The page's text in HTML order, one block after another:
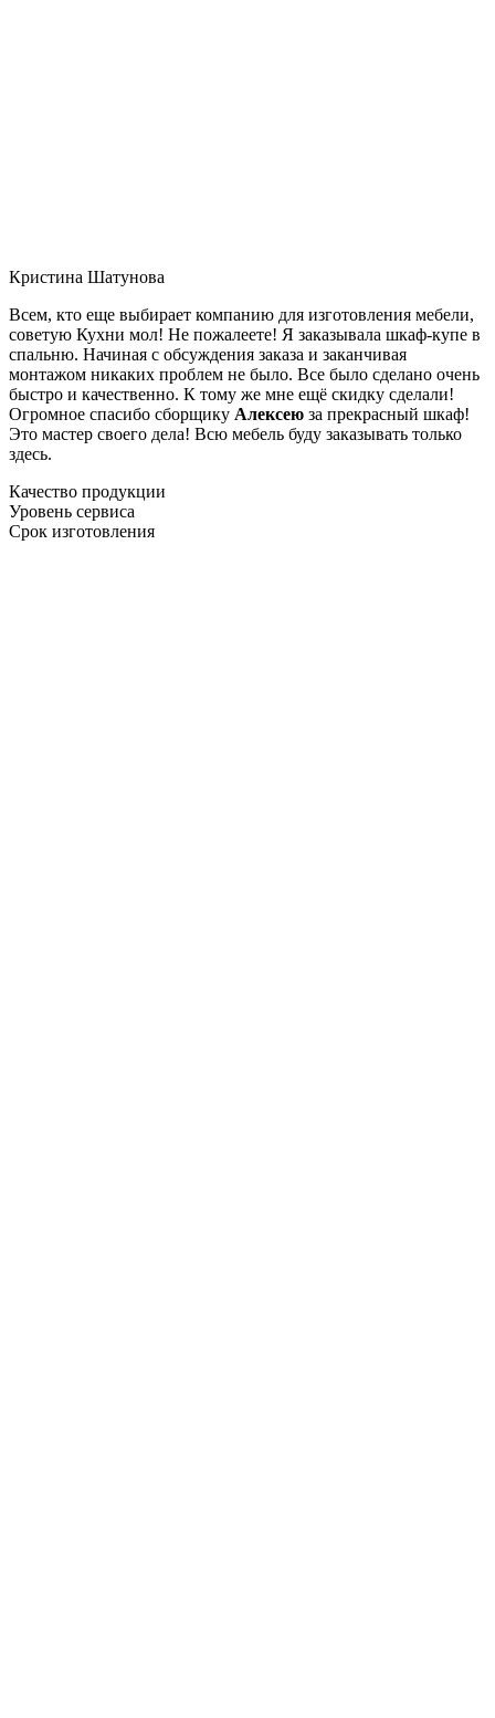
Кристина Шатунова
Всем, кто еще выбирает компанию для изготовления мебели,
советую Кухни мол! Не пожалеете! Я заказывала шкаф-купе в
спальню. Начиная с обсуждения заказа и заканчивая
монтажом никаких проблем не было. Все было сделано очень
быстро и качественно. К тому же мне ещё скидку сделали!
Огромное спасибо сборщику Алексею за прекрасный шкаф!
Это мастер своего дела! Всю мебель буду заказывать только
здесь.
Качество продукции
Уровень сервиса
Срок изготовления